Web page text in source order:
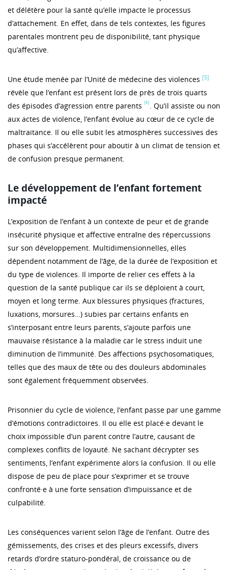
et délétère pour la santé qu’elle impacte le processus
d’attachement. En effet, dans de tels contextes, les figures
parentales montrent peu de disponibilité, tant physique
qu’affective.
Une étude menée par l’Unité de médecine des violences [5]
révèle que l’enfant est présent lors de près de trois quarts
des épisodes d’agression entre parents [6] . Qu’il assiste ou non
aux actes de violence, l’enfant évolue au cœur de ce cycle de
maltraitance. Il ou elle subit les atmosphères successives des
phases qui s’accélèrent pour aboutir à un climat de tension et
de confusion presque permanent.
Le développement de l’enfant fortement
impacté
L’exposition de l’enfant à un contexte de peur et de grande
insécurité physique et affective entraîne des répercussions
sur son développement. Multidimensionnelles, elles
dépendent notamment de l’âge, de la durée de l’exposition et
du type de violences. Il importe de relier ces effets à la
question de la santé publique car ils se déploient à court,
moyen et long terme. Aux blessures physiques (fractures,
luxations, morsures…) subies par certains enfants en
s’interposant entre leurs parents, s’ajoute parfois une
mauvaise résistance à la maladie car le stress induit une
diminution de l’immunité. Des affections psychosomatiques,
telles que des maux de tête ou des douleurs abdominales
sont également fréquemment observées.
Prisonnier du cycle de violence, l’enfant passe par une gamme
d’émotions contradictoires. Il ou elle est placé·e devant le
choix impossible d’un parent contre l’autre, causant de
complexes conflits de loyauté. Ne sachant décrypter ses
sentiments, l’enfant expérimente alors la confusion. Il ou elle
dispose de peu de place pour s’exprimer et se trouve
confronté·e à une forte sensation d’impuissance et de
culpabilité.
Les conséquences varient selon l’âge de l’enfant. Outre des
gémissements, des crises et des pleurs excessifs, divers
retards d’ordre staturo-pondéral, de croissance ou de